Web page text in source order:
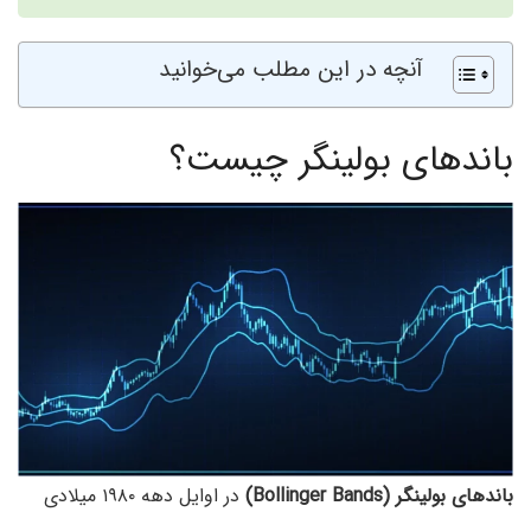
آنچه در این مطلب می‌خوانید
باند‌های بولینگر چیست؟
باندهای بولینگر (Bollinger Bands)
در اوایل دهه ۱۹۸۰ میلادی